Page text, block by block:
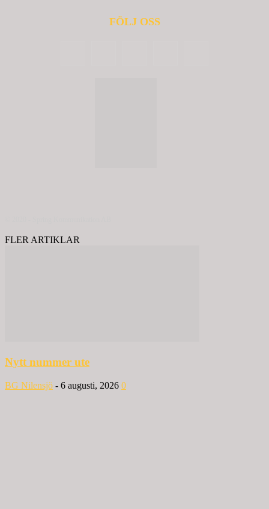
FÖLJ OSS
FLER ARTIKLAR
Nytt nummer ute
BG Nilensjö - 6 augusti, 2026 0